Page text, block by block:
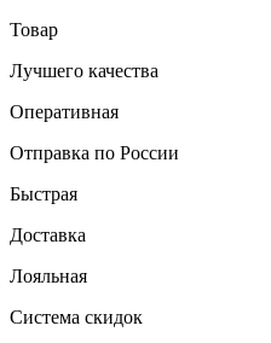
Товар
Лучшего качества
Оперативная
Отправка по России
Быстрая
Доставка
Лояльная
Система скидок